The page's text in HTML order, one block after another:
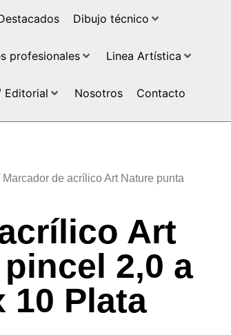
Dibujo técnico
profesionales Linea Artística
Editorial Nosotros Contacto
Marcador de acrílico Art Nature punta
Art
2,0 a
10 Plata